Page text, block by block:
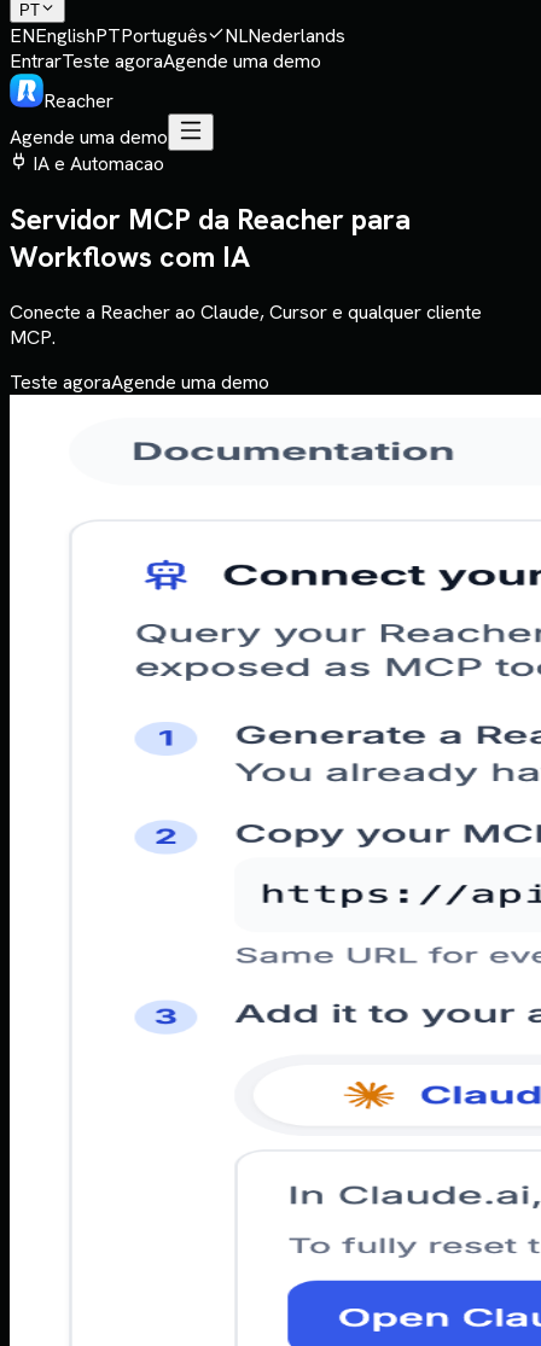
PT
ENEnglishPTPortuguês NLNederlands
EntrarTeste agoraAgende uma demo
Reacher
Agende uma demo
IA e Automacao
Servidor MCP da Reacher para
Workflows com IA
Conecte a Reacher ao Claude, Cursor e qualquer cliente
MCP.
Teste agoraAgende uma demo